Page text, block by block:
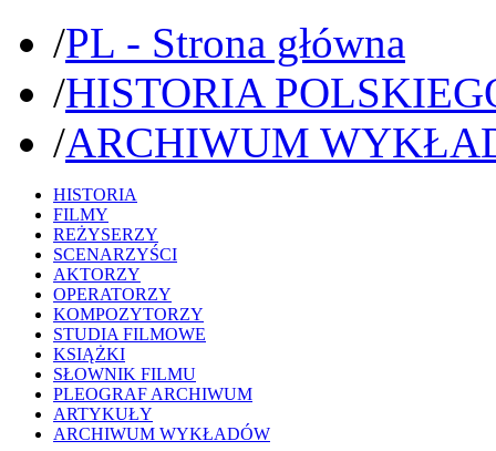
/PL - Strona główna
/HISTORIA
/ARCHIWUM
HISTORIA
FILMY
REŻYSERZY
SCENARZYŚCI
AKTORZY
OPERATORZY
KOMPOZYTORZY
STUDIA FILMOWE
KSIĄŻKI
SŁOWNIK FILMU
PLEOGRAF ARCHIWUM
ARTYKUŁY
ARCHIWUM WYKŁADÓW